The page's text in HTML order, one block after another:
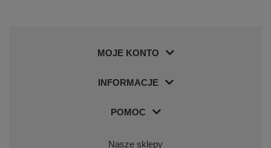
MOJE KONTO
INFORMACJE
POMOC
Nasze sklepy